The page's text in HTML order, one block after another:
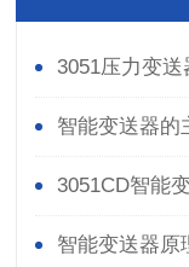
3051压力变
智能变送器的
3051CD智能
智能变送器原